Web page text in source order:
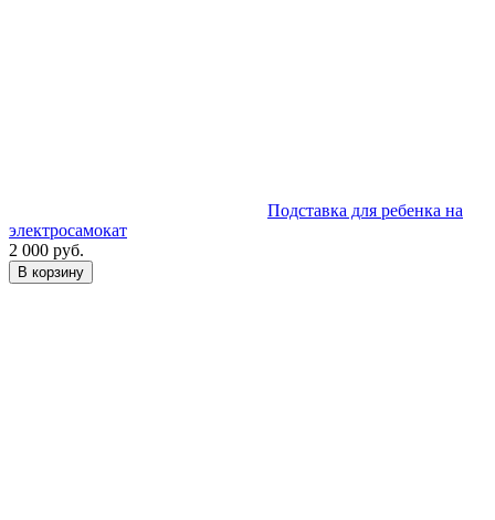
Подставка для ребенка на
электросамокат
2 000 руб.
В корзину